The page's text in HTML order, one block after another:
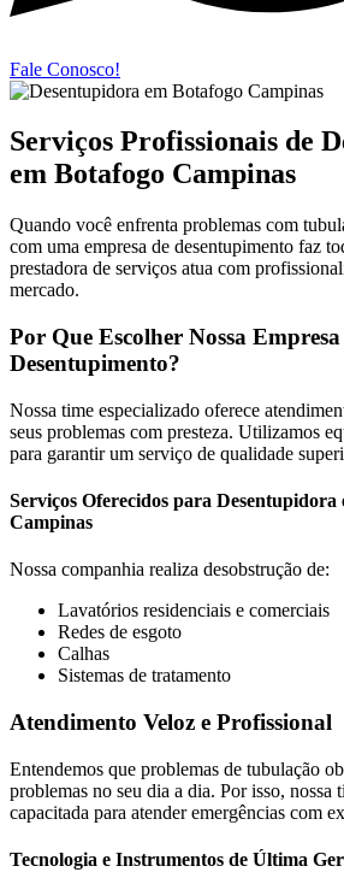
Fale Conosco!
Serviços Profissionais de
em Botafogo Campinas
Quando você enfrenta problemas com
com uma empresa de desentupimento faz
prestadora de serviços atua com
mercado.
Por Que Escolher Nossa Empresa
Desentupimento?
Nossa time especializado oferece
seus problemas com presteza. Utilizamos
para garantir um serviço de qualidade
Serviços Oferecidos para Desentupidora
Campinas
Nossa companhia realiza desobstrução de:
Lavatórios residenciais e comerciais
Redes de esgoto
Calhas
Sistemas de tratamento
Atendimento Veloz e Profissional
Entendemos que problemas de tubulação
problemas no seu dia a dia. Por isso, nossa
capacitada para atender emergências com
Tecnologia e Instrumentos de Última